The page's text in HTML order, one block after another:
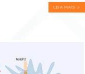
LEIA MAIS >